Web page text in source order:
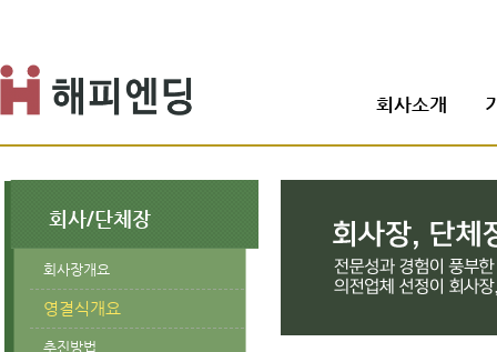
회사소개
회사/단체장
회사장개요
영결식개요
추진방법